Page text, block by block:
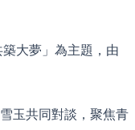
大夢」為主題，由
玉共同對談，聚焦青